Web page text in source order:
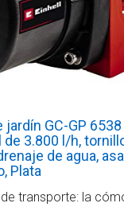
jardín GC-GP
de 3.800 l/h,
de agua,
Plata
transporte: la